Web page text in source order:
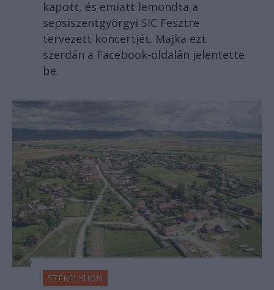
kapott, és emiatt lemondta a
sepsiszentgyörgyi SIC Fesztre
tervezett koncertjét. Majka ezt
szerdán a Facebook-oldalán jelentette
be.
SZÉKELYHON